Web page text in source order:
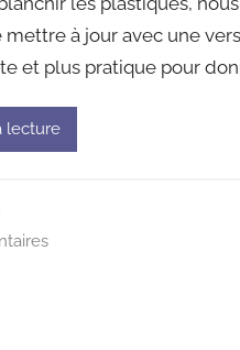
à jour avec une
et plus pratique pour
lecture